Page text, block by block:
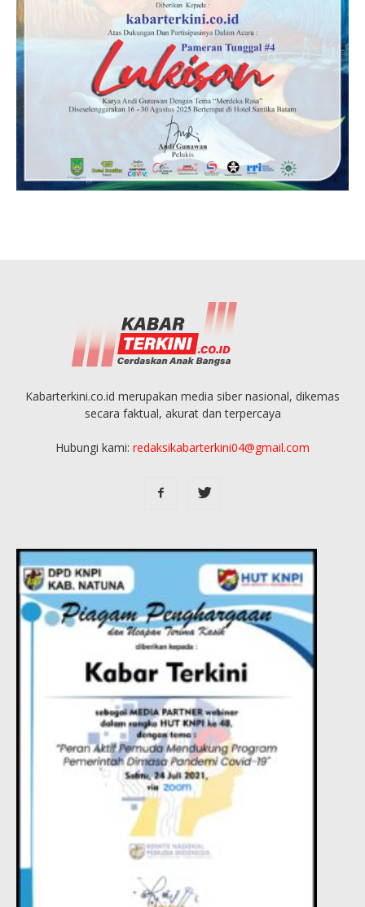
Kabarterkini.co.id merupakan media siber nasional, dikemas
secara faktual, akurat dan terpercaya
Hubungi kami: redaksikabarterkini04@gmail.com